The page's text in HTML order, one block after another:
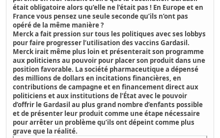
était obligatoire alors qu’elle ne l’était pas ! En Europe et en
France vous pensez une seule seconde qu’ils n’ont pas
opéré de la même manière ?
Merck a fait pression sur tous les politiques avec ses lobbys
pour faire progresser l’utilisation des vaccins Gardasil.
Merck irait même plus loin et présenterait son programme
aux politiciens au pouvoir pour placer son produit dans une
position favorable. La société pharmaceutique a dépensé
des millions de dollars en incitations financières, en
contributions de campagne et en financement direct aux
politiciens et aux institutions de l’État avec le pouvoir
d’offrir le Gardasil au plus grand nombre d’enfants possible
et de présenter leur produit comme une étape nécessaire
pour arrêter un problème qu’ils ont dépeint comme plus
grave que la réalité.